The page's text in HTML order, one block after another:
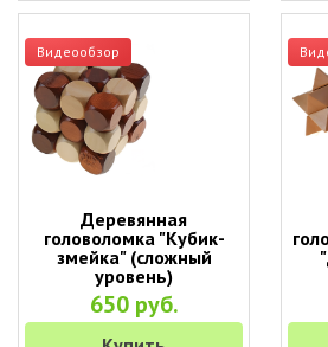
Видеообзор
Деревянная
головоломка "Кубик-
змейка" (сложный
уровень)
650 руб.